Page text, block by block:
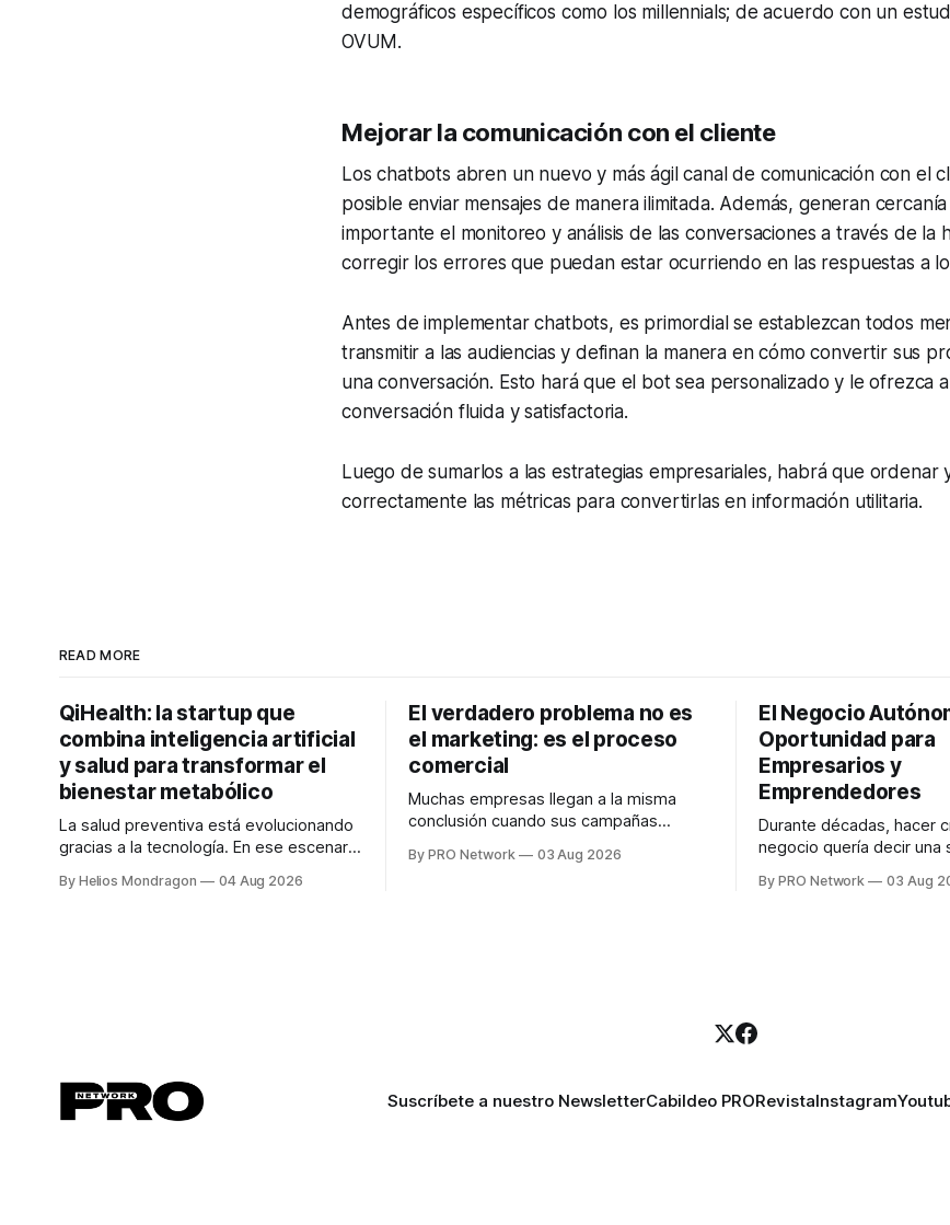
demográficos específicos como los millennials; de acuerdo con un
OVUM.
Mejorar la comunicación con el cliente
Los chatbots abren un nuevo y más ágil canal de comunicación con el
posible enviar mensajes de manera ilimitada. Además, generan
importante el monitoreo y análisis de las conversaciones a través de la
corregir los errores que puedan estar ocurriendo en las respuestas a
Antes de implementar chatbots, es primordial se establezcan todos
transmitir a las audiencias y definan la manera en cómo convertir sus
una conversación. Esto hará que el bot sea personalizado y le ofrezca
conversación fluida y satisfactoria.
Luego de sumarlos a las estrategias empresariales, habrá que ordenar
correctamente las métricas para convertirlas en información utilitaria.
READ MORE
QiHealth: la startup que
combina inteligencia artificial
y salud para transformar el
bienestar metabólico
La salud preventiva está evolucionando
gracias a la tecnología. En ese escenario
desarrolla un ecosistema digital capaz
By Helios Mondragon 04 Aug 2026
El verdadero problema no es
el marketing: es el proceso
comercial
Muchas empresas llegan a la misma
conclusión cuando sus campañas
marketing no funciona". Sin embargo,
By PRO Network 03 Aug 2026
El Negocio
Oportunidad para
Empresarios y
Emprendedores
Durante décadas, hacer
negocio quería decir una
anuncios, un especialista
By PRO Network 03 Aug
Suscríbete a nuestro NewsletterCabildeo PRORevistaInstagram